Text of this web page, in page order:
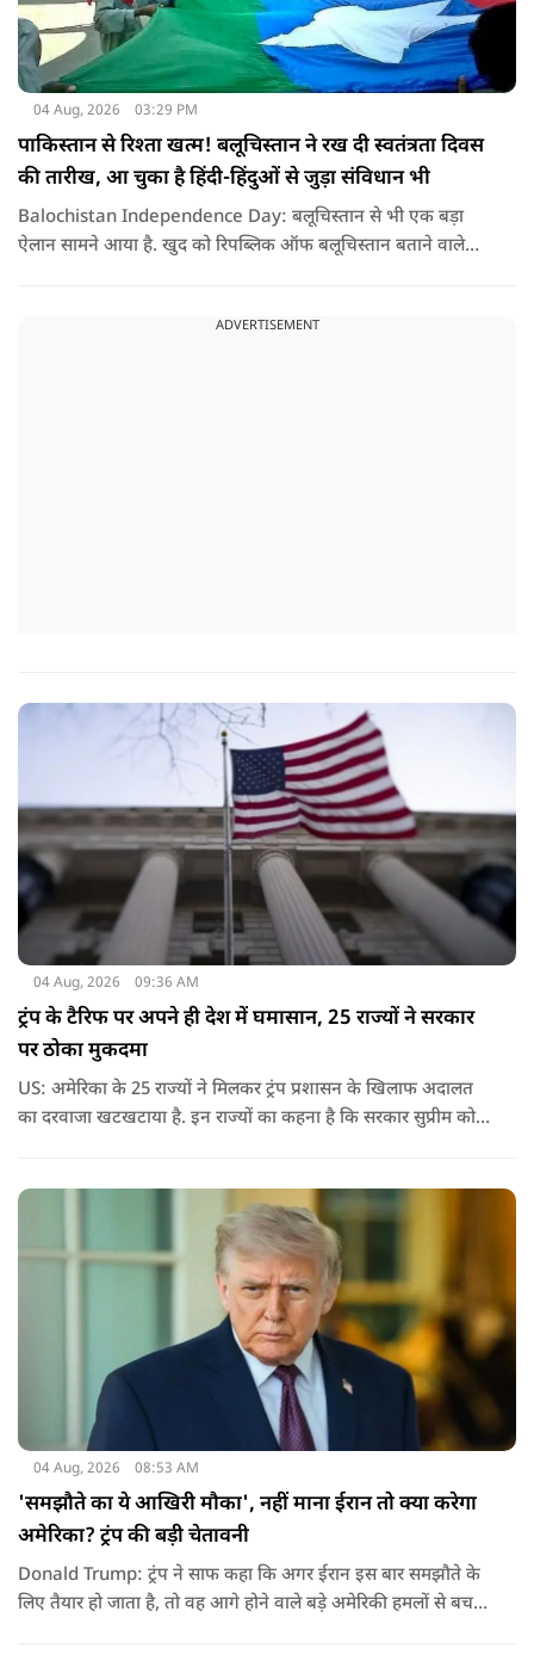
04 Aug, 2026 03:29 PM
पाकिस्तान से रिश्ता खत्म! बलूचिस्तान ने रख दी स्वतंत्रता दिवस
की तारीख, आ चुका है हिंदी-हिंदुओं से जुड़ा संविधान भी
Balochistan Independence Day: बलूचिस्तान से भी एक बड़ा
ऐलान सामने आया है. खुद को रिपब्लिक ऑफ बलूचिस्तान बताने वाले
ADVERTISEMENT
04 Aug, 2026 09:36 AM
ट्रंप के टैरिफ पर अपने ही देश में घमासान, 25 राज्यों ने सरकार
पर ठोका मुकदमा
US: अमेरिका के 25 राज्यों ने मिलकर ट्रंप प्रशासन के खिलाफ अदालत
का दरवाजा खटखटाया है. इन राज्यों का कहना है कि सरकार सुप्रीम कोर्ट
04 Aug, 2026 08:53 AM
'समझौते का ये आखिरी मौका', नहीं माना ईरान तो क्या करेगा
अमेरिका? ट्रंप की बड़ी चेतावनी
Donald Trump: ट्रंप ने साफ कहा कि अगर ईरान इस बार समझौते के
लिए तैयार हो जाता है, तो वह आगे होने वाले बड़े अमेरिकी हमलों से बच